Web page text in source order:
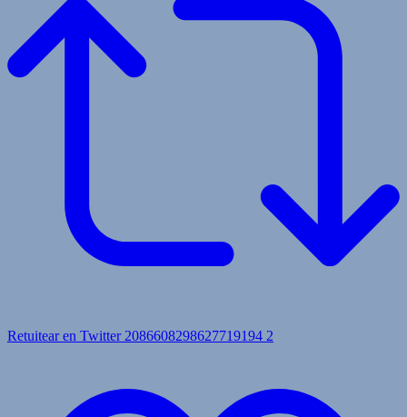
Retuitear en Twitter 2086608298627719194 2